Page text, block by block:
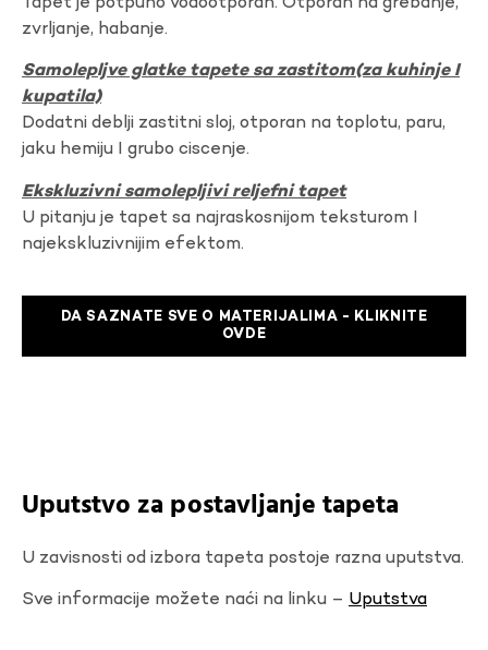
zvrljanje, habanje.
Samolepljve glatke tapete sa zastitom(za kuhinje I
kupatila)
Dodatni deblji zastitni sloj, otporan na toplotu, paru,
jaku hemiju I grubo ciscenje.
Ekskluzivni samolepljivi reljefni tapet
U pitanju je tapet sa najraskosnijom teksturom I
najekskluzivnijim efektom.
DA SAZNATE SVE O MATERIJALIMA - KLIKNITE
OVDE
Uputstvo za postavljanje tapeta
U zavisnosti od izbora tapeta postoje razna uputstva.
Sve informacije možete naći na linku – Uputstva